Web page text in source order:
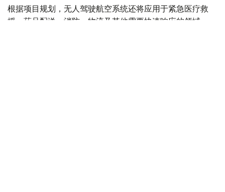
根据项目规划，无人驾驶航空系统还将应用于紧急医疗救
援、药品配送、消防、物流及其他需要快速响应的领域。